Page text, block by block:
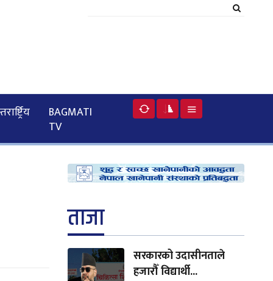
BAGMATI
TV
ताजा
सरकारको उदासीनताले
हजारौँ विद्यार्थी...